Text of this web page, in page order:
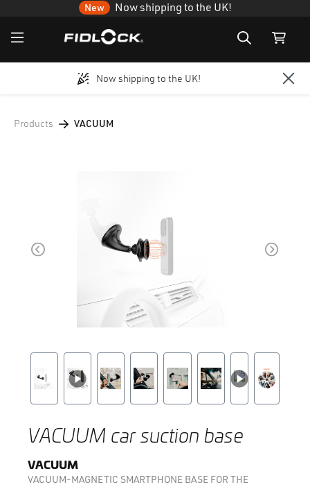
Skip to main content
New Now shipping to the UK!
Now shipping to the UK!
Products VACUUM
VACUUM car suction base
VACUUM
VACUUM-MAGNETIC SMARTPHONE BASE FOR THE